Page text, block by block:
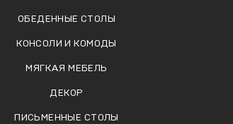
ОБЕДЕННЫЕ СТОЛЫ
КОНСОЛИ И КОМОДЫ
МЯГКАЯ МЕБЕЛЬ
ДЕКОР
ПИСЬМЕННЫЕ СТОЛЫ